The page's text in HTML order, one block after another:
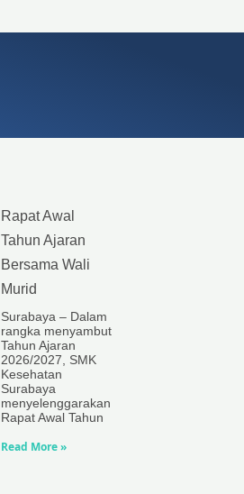
Rapat Awal
Tahun Ajaran
Bersama Wali
Murid
Surabaya – Dalam
rangka menyambut
Tahun Ajaran
2026/2027, SMK
Kesehatan
Surabaya
menyelenggarakan
Rapat Awal Tahun
Read More »